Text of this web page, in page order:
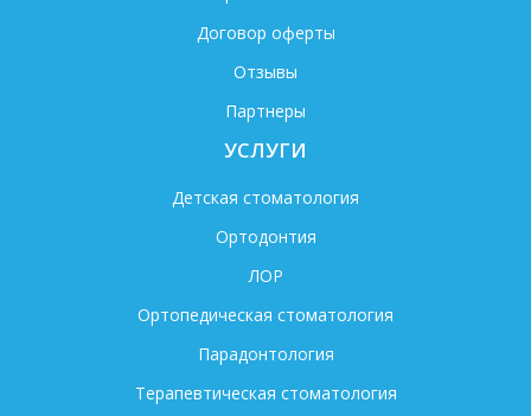
Договор оферты
Отзывы
Партнеры
УСЛУГИ
Детская стоматология
Ортодонтия
ЛОР
Ортопедическая стоматология
Парадонтология
Терапевтическая стоматология